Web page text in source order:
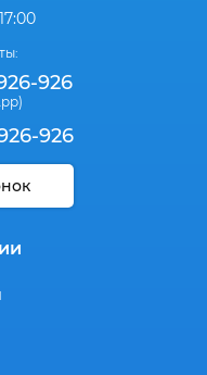
926
926